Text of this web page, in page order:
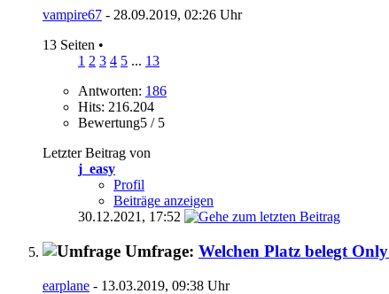
vampire67 - 28.09.2019, 02:26 Uhr
13 Seiten •
1 2 3 4 5 ... 13
Antworten: 186
Hits: 216.204
Bewertung5 / 5
Letzter Beitrag von
j_easy
Profil
Beiträge anzeigen
30.12.2021, 17:52
Umfrage: Welchen Platz belegt
earplane - 13.03.2019, 09:38 Uhr